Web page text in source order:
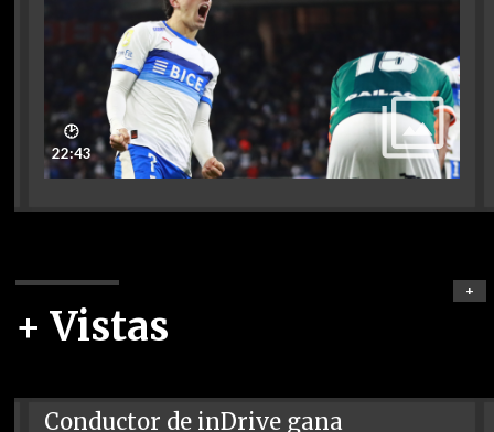
🕑
22:43
+ Vistas
+
Conductor de inDrive gana